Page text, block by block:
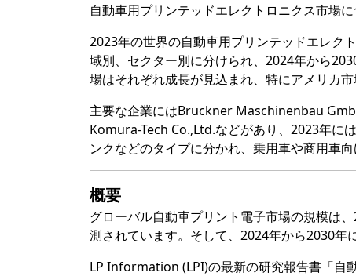
自動車用プリンテッドエレクトロニクス市場
2023年の世界の自動車用プリンテッドエレク
域別、セクター別に分けられ、2024年から
場はそれぞれ成長が見込まれ、特にアメリカ
主要な企業にはBruckner Maschinenbau
Komura-Tech Co.,Ltd.などがあり、2023年に
ンクなどのタイプに分かれ、乗用車や商用車
概要
グローバル自動車プリント電子市場の規模は
測されています。そして、2024年から2030年
LP Information (LPI)の最新の研究報告書「自